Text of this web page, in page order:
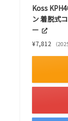
Koss
ン 着脱式
ー
¥7,812 （